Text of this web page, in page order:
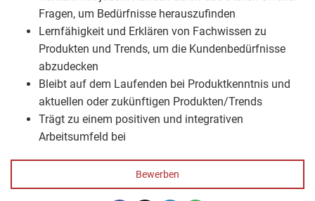
Fragen, um Bedürfnisse herauszufinden
Lernfähigkeit und Erklären von Fachwissen zu
Produkten und Trends, um die Kundenbedürfnisse
abzudecken
Bleibt auf dem Laufenden bei Produktkenntnis und
aktuellen oder zukünftigen Produkten/Trends
Trägt zu einem positiven und integrativen
Arbeitsumfeld bei
Bewerben